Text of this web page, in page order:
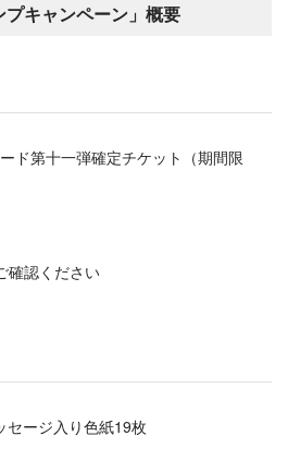
プキャンペーン」概要
ド第十一弾確定チケット（期間限
確認ください
セージ入り色紙19枚